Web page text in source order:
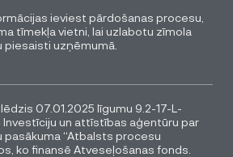
ieviest pārdošanas procesu,
tīmekļa vietni, lai uzlabotu zīmola
piesaisti uzņēmumā.
07.01.2025 līgumu 9.2-17-L-
un attīstības aģentūru par
“Atbalsts procesu
ko finansē Atveseļošanas fonds.